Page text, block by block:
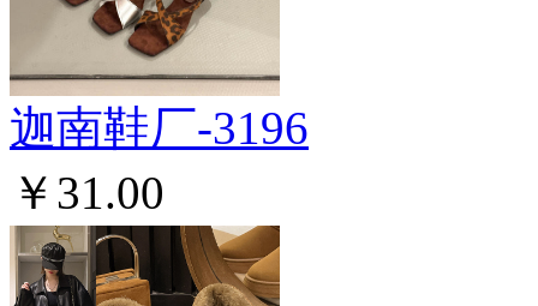
迦南鞋厂-3196
￥31.00